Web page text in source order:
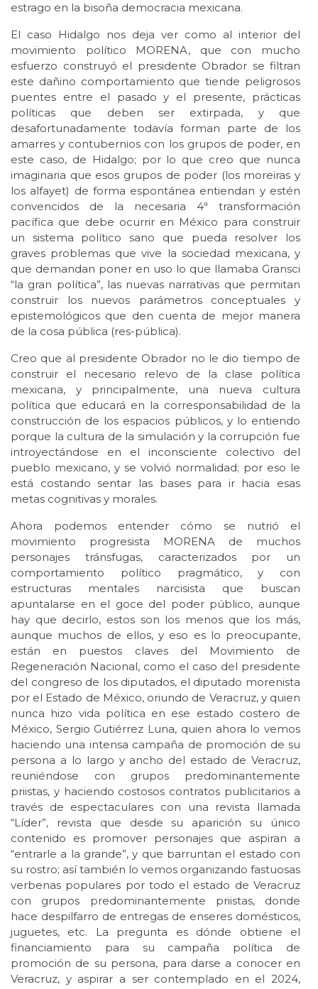
estrago en la bisoña democracia mexicana.
El caso Hidalgo nos deja ver como al interior del
movimiento político MORENA, que con mucho
esfuerzo construyó el presidente Obrador se filtran
este dañino comportamiento que tiende peligrosos
puentes entre el pasado y el presente, prácticas
políticas que deben ser extirpada, y que
desafortunadamente todavía forman parte de los
amarres y contubernios con los grupos de poder, en
este caso, de Hidalgo; por lo que creo que nunca
imaginaria que esos grupos de poder (los moreiras y
los alfayet) de forma espontánea entiendan y estén
convencidos de la necesaria 4ª transformación
pacífica que debe ocurrir en México para construir
un sistema político sano que pueda resolver los
graves problemas que vive la sociedad mexicana, y
que demandan poner en uso lo que llamaba Gransci
“la gran política”, las nuevas narrativas que permitan
construir los nuevos parámetros conceptuales y
epistemológicos que den cuenta de mejor manera
de la cosa pública (res-pública).
Creo que al presidente Obrador no le dio tiempo de
construir el necesario relevo de la clase política
mexicana, y principalmente, una nueva cultura
política que educará en la corresponsabilidad de la
construcción de los espacios públicos, y lo entiendo
porque la cultura de la simulación y la corrupción fue
introyectándose en el inconsciente colectivo del
pueblo mexicano, y se volvió normalidad; por eso le
está costando sentar las bases para ir hacia esas
metas cognitivas y morales.
Ahora podemos entender cómo se nutrió el
movimiento progresista MORENA de muchos
personajes tránsfugas, caracterizados por un
comportamiento político pragmático, y con
estructuras mentales narcisista que buscan
apuntalarse en el goce del poder público, aunque
hay que decirlo, estos son los menos que los más,
aunque muchos de ellos, y eso es lo preocupante,
están en puestos claves del Movimiento de
Regeneración Nacional, como el caso del presidente
del congreso de los diputados, el diputado morenista
por el Estado de México, oriundo de Veracruz, y quien
nunca hizo vida política en ese estado costero de
México, Sergio Gutiérrez Luna, quien ahora lo vemos
haciendo una intensa campaña de promoción de su
persona a lo largo y ancho del estado de Veracruz,
reuniéndose con grupos predominantemente
priistas, y haciendo costosos contratos publicitarios a
través de espectaculares con una revista llamada
“Líder”, revista que desde su aparición su único
contenido es promover personajes que aspiran a
“entrarle a la grande”, y que barruntan el estado con
su rostro; así también lo vemos organizando fastuosas
verbenas populares por todo el estado de Veracruz
con grupos predominantemente priistas, donde
hace despilfarro de entregas de enseres domésticos,
juguetes, etc. La pregunta es dónde obtiene el
financiamiento para su campaña política de
promoción de su persona, para darse a conocer en
Veracruz, y aspirar a ser contemplado en el 2024,